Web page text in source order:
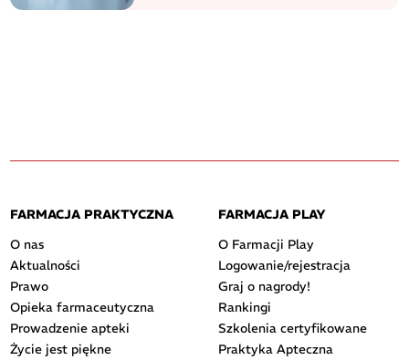
FARMACJA PRAKTYCZNA
O nas
Aktualności
Prawo
Opieka farmaceutyczna
Prowadzenie apteki
Życie jest piękne
FARMACJA PLAY
O Farmacji Play
Logowanie/rejestracja
Graj o nagrody!
Rankingi
Szkolenia certyfikowane
Praktyka Apteczna